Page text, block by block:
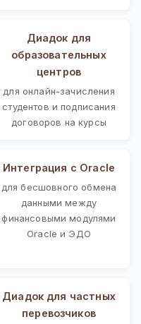
Диадок для
образовательных
центров
для онлайн-зачисления
студентов и подписания
договоров на курсы
Интеграция с Oracle
для бесшовного обмена
данными между
финансовыми модулями
Oracle и ЭДО
Диадок для частных
перевозчиков